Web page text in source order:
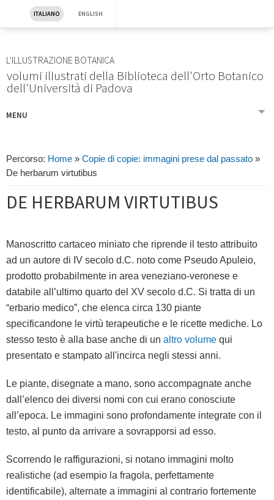
ITALIANO ENGLISH
L'ILLUSTRAZIONE BOTANICA
volumi illustrati della Biblioteca dell'Orto Botanico
dell'Università di Padova
MENU
GLI ERBARI SECCHI
COPIE DI COPIE: IMMAGINI PRESE DAL PASSATO
INCIPIT HERBARIUM APULEI PLATONICI AD MARCUM AGRIPPAM
LE BELLE IMMAGINI
LINEA DEL TEMPO DEI VOLUMI DELLA BIBLIOTECA
MAPPA DEI LUOGHI DI EDIZIONE
LE TECNICHE DI STAMPA DELLE IMMAGINI
LA BIBLIOTECA DELL'ORTO BOTANICO
BIBLIOGRAFIA E SITOGRAFIA
COLORING BOOK
QUESTIONARIO DI GRADIMENTO
Percorso: Home » Copie di copie: immagini prese dal passato »
De herbarum virtutibus
DE HERBARUM VIRTUTIBUS
Manoscritto cartaceo miniato che riprende il testo attribuito
ad un autore di IV secolo d.C. noto come Pseudo Apuleio,
prodotto probabilmente in area veneziano-veronese e
databile all’ultimo quarto del XV secolo d.C. Si tratta di un
“erbario medico”, che elenca circa 130 piante
specificandone le virtù terapeutiche e le ricette mediche. Lo
stesso testo è alla base anche di un altro volume qui
presentato e stampato all'incirca negli stessi anni.
Le piante, disegnate a mano, sono accompagnate anche
dall’elenco dei diversi nomi con cui erano conosciute
all’epoca. Le immagini sono profondamente integrate con il
testo, al punto da arrivare a sovrapporsi ad esso.
Scorrendo le raffigurazioni, si notano immagini molto
realistiche (ad esempio la fragola, perfettamente
identificabile), alternate a immagini al contrario fortemente